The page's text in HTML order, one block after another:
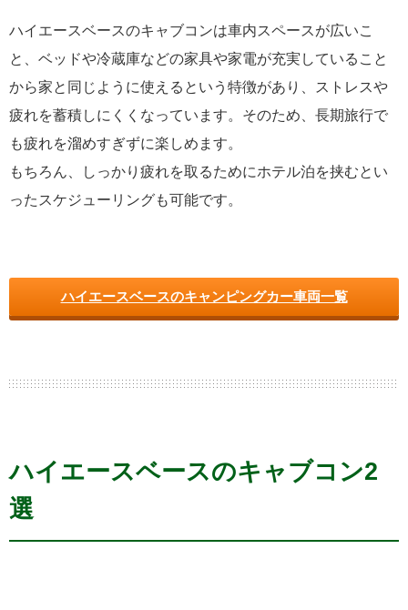
ハイエースベースのキャブコンは車内スペースが広いこ
と、ベッドや冷蔵庫などの家具や家電が充実していること
から家と同じように使えるという特徴があり、ストレスや
疲れを蓄積しにくくなっています。そのため、長期旅行で
も疲れを溜めすぎずに楽しめます。
もちろん、しっかり疲れを取るためにホテル泊を挟むとい
ったスケジューリングも可能です。
ハイエースベースのキャンピングカー車両一覧
ハイエースベースのキャブコン2
選